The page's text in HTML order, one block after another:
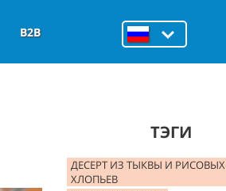
B2B
ТЭГИ
ДЕСЕРТ ИЗ ТЫКВЫ И РИСОВЫХ
ХЛОПЬЕВ